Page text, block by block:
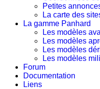
Petites
La carte des
La gamme Panhard
Les modèles
Les modèles
Les modèles
Les modèles
Forum
Documentation
Liens